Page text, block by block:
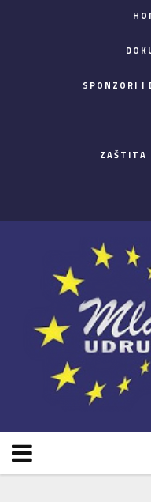
SPONZORI I
ZAŠTITA